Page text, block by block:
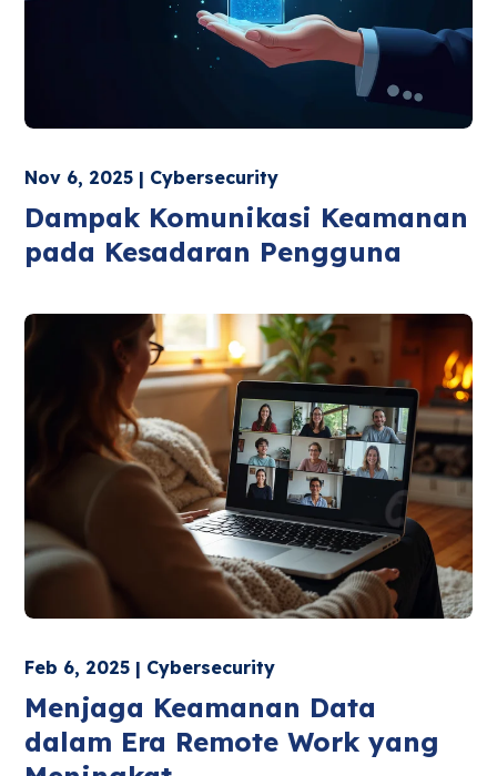
Nov 6, 2025 | Cybersecurity
Dampak Komunikasi Keamanan
pada Kesadaran Pengguna
Feb 6, 2025 | Cybersecurity
Menjaga Keamanan Data
dalam Era Remote Work yang